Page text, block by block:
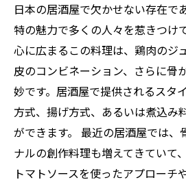
日本の居酒屋で欠かせない存在で
特の魅力で多くの人々を惹きつけ
心に広まるこの料理は、鶏肉のジ
皮のコンビネーション、さらに骨
妙です。居酒屋で提供されるスタ
方式、揚げ方式、あるいは煮込み
ができます。 最近の居酒屋では、
ナルの創作料理も増えてきていて
トマトソースを使ったアプローチ